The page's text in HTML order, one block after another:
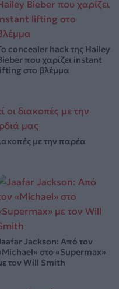
concealer hack της Hailey
που χαρίζει instant
στο βλέμμα
με την παρέα
Jackson: Από τον
στο «Supermax»
τον Will Smith